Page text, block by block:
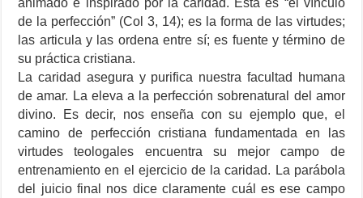
animado e inspirado por la caridad. Esta es “el vínculo
de la perfección” (Col 3, 14); es la forma de las virtudes;
las articula y las ordena entre sí; es fuente y término de
su práctica cristiana.
La caridad asegura y purifica nuestra facultad humana
de amar. La eleva a la perfección sobrenatural del amor
divino. Es decir, nos enseña con su ejemplo que, el
camino de perfección cristiana fundamentada en las
virtudes teologales encuentra su mejor campo de
entrenamiento en el ejercicio de la caridad. La parábola
del juicio final nos dice claramente cuál es ese campo